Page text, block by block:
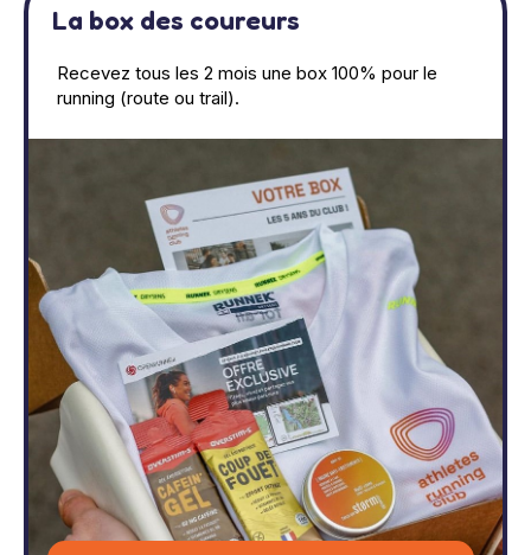
La box des coureurs
Recevez tous les 2 mois une box 100% pour le
running (route ou trail).